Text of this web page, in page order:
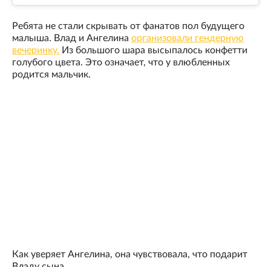
Ребята не стали скрывать от фанатов пол будущего
малыша. Влад и Ангелина организовали гендерную
вечеринку. Из большого шара высыпалось конфетти
голубого цвета. Это означает, что у влюбленных
родится мальчик.
Как уверяет Ангелина, она чувствовала, что подарит